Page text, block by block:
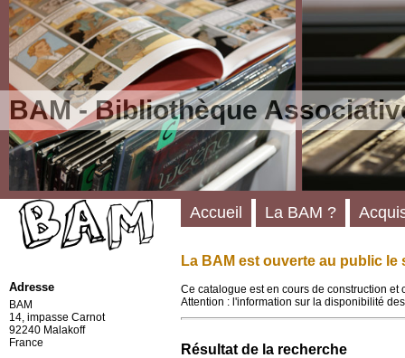
BAM - Bibliothèque
La BAM est ouverte au public le
Ce catalogue est en cours de construction
Attention : l'information sur la disponibilité
Résultat de la recherche
Accueil La BAM ?
Adresse
BAM
14, impasse Carnot
92240 Malakoff
France